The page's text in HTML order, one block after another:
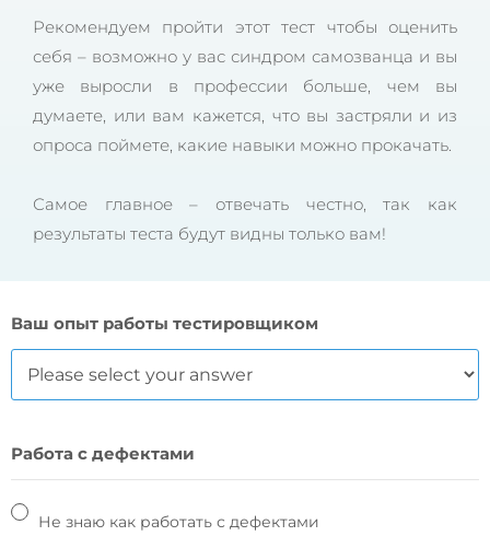
Рекомендуем пройти этот тест чтобы оценить
себя – возможно у вас синдром самозванца и вы
уже выросли в профессии больше, чем вы
думаете, или вам кажется, что вы застряли и из
опроса поймете, какие навыки можно прокачать.
Самое главное – отвечать честно, так как
результаты теста будут видны только вам!
Ваш опыт работы тестировщиком
Работа с дефектами
Не знаю как работать с дефектами